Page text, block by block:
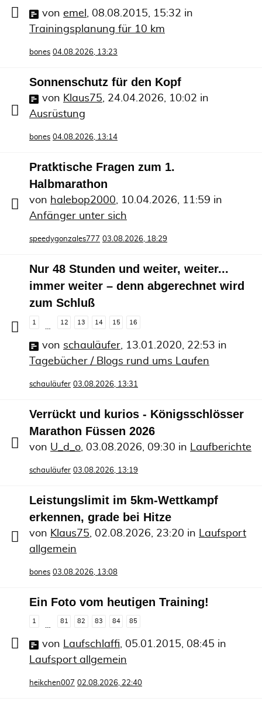
von emel , 08.08.2015, 15:32 in
Trainingsplanung für 10 km
bones 04.08.2026, 13:23
Sonnenschutz für den Kopf
von Klaus75, 24.04.2026, 10:02 in
Ausrüstung
bones 04.08.2026, 13:14
Pratktische Fragen zum 1.
Halbmarathon
von halebop2000, 10.04.2026, 11:59 in
Anfänger unter sich
speedygonzales777 03.08.2026, 18:29
Nur 48 Stunden und weiter, weiter...
immer weiter – denn abgerechnet wird
zum Schluß
1 12 13 14 15 16
von schauläufer 13.01.2020, 22:53 in
Tagebücher / Blogs rund ums Laufen
schauläufer 03.08.2026, 13:31
Verrückt und kurios - Königsschlösser
Marathon Füssen 2026
von U_d_o 03.08.2026, 09:30 in Laufberichte
schauläufer 03.08.2026, 13:19
Leistungslimit im 5km-Wettkampf
erkennen, grade bei Hitze
von Klaus75 02.08.2026, 23:20 in
Laufsport
allgemein
bones 03.08.2026, 13:08
Ein Foto vom heutigen Training!
1
…
81 82 83 84 85
von Laufschlaffi, 05.01.2015, 08:45 in
Laufsport allgemein
heikchen007 02.08.2026, 22:40